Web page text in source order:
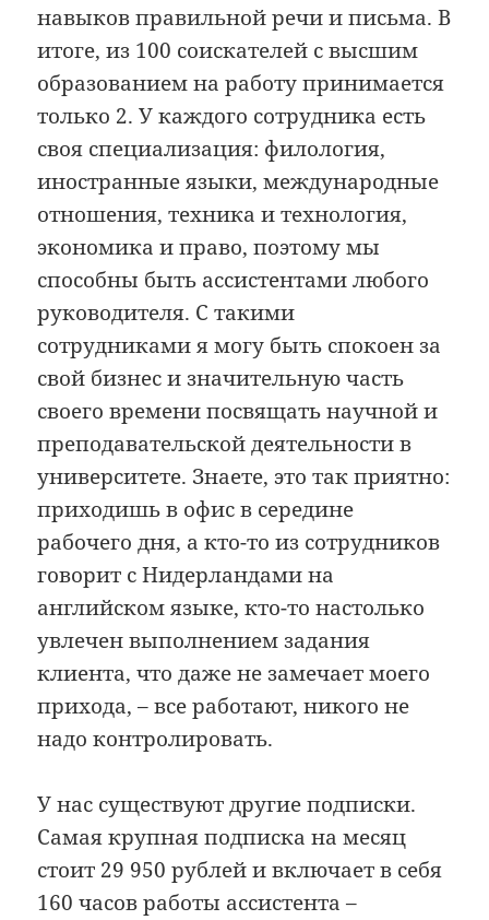
навыков правильной речи и письма. В
итоге, из 100 соискателей с высшим
образованием на работу принимается
только 2. У каждого сотрудника есть
своя специализация: филология,
иностранные языки, международные
отношения, техника и технология,
экономика и право, поэтому мы
способны быть ассистентами любого
руководителя. С такими
сотрудниками я могу быть спокоен за
свой бизнес и значительную часть
своего времени посвящать научной и
преподавательской деятельности в
университете. Знаете, это так приятно:
приходишь в офис в середине
рабочего дня, а кто-то из сотрудников
говорит с Нидерландами на
английском языке, кто-то настолько
увлечен выполнением задания
клиента, что даже не замечает моего
прихода, – все работают, никого не
надо контролировать.
У нас существуют другие подписки.
Самая крупная подписка на месяц
стоит 29 950 рублей и включает в себя
160 часов работы ассистента –